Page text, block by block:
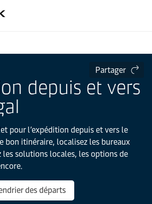
Partager
depuis et vers
pour l’expédition depuis et vers le
bon itinéraire, localisez les bureaux
les solutions locales, les options de
des départs